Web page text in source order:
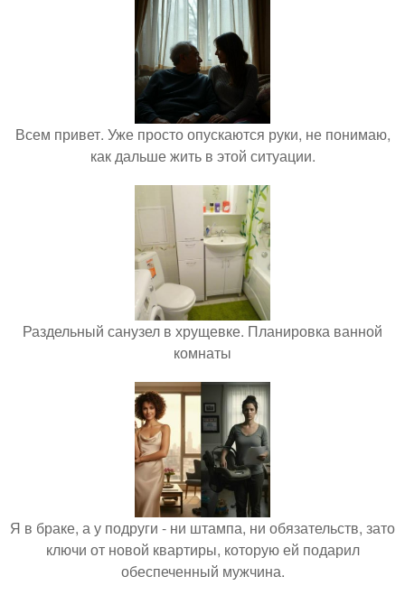
Всем привет. Уже просто опускаются руки, не понимаю,
как дальше жить в этой ситуации.
Раздельный санузел в хрущевке. Планировка ванной
комнаты
Я в браке, а у подруги - ни штампа, ни обязательств, зато
ключи от новой квартиры, которую ей подарил
обеспеченный мужчина.